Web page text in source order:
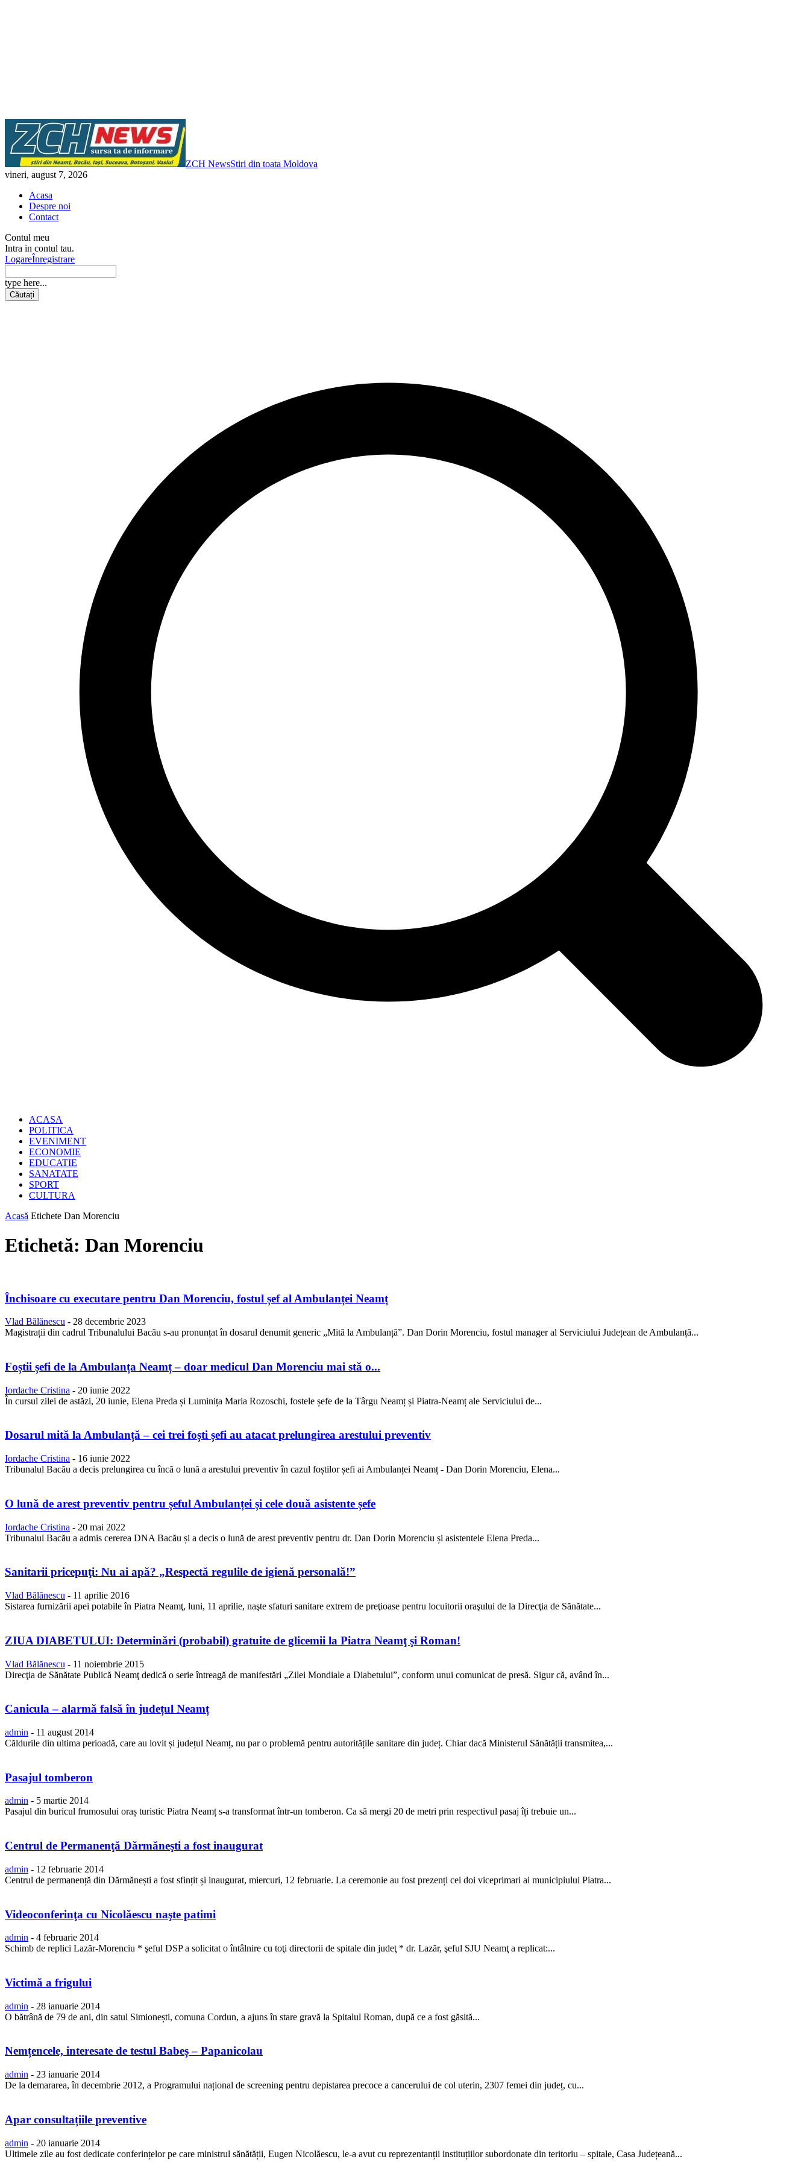
ZCH NewsStiri din toata Moldova
vineri, august 7, 2026
Acasa
Despre noi
Contact
Contul meu
Intra in contul tau.
LogareÎnregistrare
type here...
Căutați
ACASA
POLITICA
EVENIMENT
ECONOMIE
EDUCATIE
SANATATE
SPORT
CULTURA
Acasă Etichete Dan Morenciu
Etichetă: Dan Morenciu
Închisoare cu executare pentru Dan Morenciu, fostul șef al Ambulanței Neamț
Vlad Bălănescu - 28 decembrie 2023
Magistrații din cadrul Tribunalului Bacău s-au pronunțat în dosarul denumit generic „Mită la Ambulanță”. Dan Dorin Morenciu, fostul manager al Serviciului Județean de Ambulanță...
Foștii șefi de la Ambulanța Neamț – doar medicul Dan Morenciu mai stă o...
Iordache Cristina - 20 iunie 2022
În cursul zilei de astăzi, 20 iunie, Elena Preda și Luminița Maria Rozoschi, fostele șefe de la Târgu Neamț și Piatra-Neamț ale Serviciului de...
Dosarul mită la Ambulanță – cei trei foști șefi au atacat prelungirea arestului preventiv
Iordache Cristina - 16 iunie 2022
Tribunalul Bacău a decis prelungirea cu încă o lună a arestului preventiv în cazul foștilor șefi ai Ambulanței Neamț - Dan Dorin Morenciu, Elena...
O lună de arest preventiv pentru șeful Ambulanței și cele două asistente șefe
Iordache Cristina - 20 mai 2022
Tribunalul Bacău a admis cererea DNA Bacău și a decis o lună de arest preventiv pentru dr. Dan Dorin Morenciu și asistentele Elena Preda...
Sanitarii pricepuţi: Nu ai apă? „Respectă regulile de igienă personală!”
Vlad Bălănescu - 11 aprilie 2016
Sistarea furnizării apei potabile în Piatra Neamţ, luni, 11 aprilie, naşte sfaturi sanitare extrem de preţioase pentru locuitorii oraşului de la Direcţia de Sănătate...
ZIUA DIABETULUI: Determinări (probabil) gratuite de glicemii la Piatra Neamţ şi Roman!
Vlad Bălănescu - 11 noiembrie 2015
Direcţia de Sănătate Publică Neamţ dedică o serie întreagă de manifestări „Zilei Mondiale a Diabetului”, conform unui comunicat de presă. Sigur că, având în...
Canicula – alarmă falsă în județul Neamț
admin - 11 august 2014
Căldurile din ultima perioadă, care au lovit și județul Neamț, nu par o problemă pentru autoritățile sanitare din județ. Chiar dacă Ministerul Sănătății transmitea,...
Pasajul tomberon
admin - 5 martie 2014
Pasajul din buricul frumosului oraș turistic Piatra Neamț s-a transformat într-un tomberon. Ca să mergi 20 de metri prin respectivul pasaj îți trebuie un...
Centrul de Permanenţă Dărmăneşti a fost inaugurat
admin - 12 februarie 2014
Centrul de permanență din Dărmănești a fost sfințit și inaugurat, miercuri, 12 februarie. La ceremonie au fost prezenți cei doi viceprimari ai municipiului Piatra...
Videoconferinţa cu Nicolăescu naşte patimi
admin - 4 februarie 2014
Schimb de replici Lazăr-Morenciu * şeful DSP a solicitat o întâlnire cu toţi directorii de spitale din judeţ * dr. Lazăr, şeful SJU Neamţ a replicat:...
Victimă a frigului
admin - 28 ianuarie 2014
O bătrână de 79 de ani, din satul Simionești, comuna Cordun, a ajuns în stare gravă la Spitalul Roman, după ce a fost găsită...
Nemțencele, interesate de testul Babeș – Papanicolau
admin - 23 ianuarie 2014
De la demararea, în decembrie 2012, a Programului național de screening pentru depistarea precoce a cancerului de col uterin, 2307 femei din județ, cu...
Apar consultațiile preventive
admin - 20 ianuarie 2014
Ultimele zile au fost dedicate conferințelor pe care ministrul sănătății, Eugen Nicolăescu, le-a avut cu reprezentanții instituțiilor subordonate din teritoriu – spitale, Casa Județeană...